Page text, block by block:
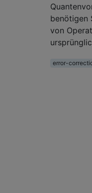
benötigen
von
error-